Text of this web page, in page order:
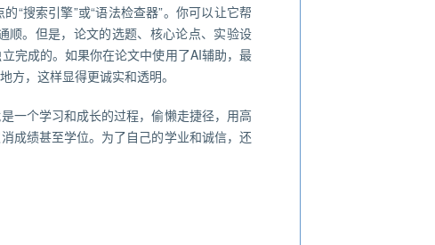
“搜索引擎”或“语法检查器”。你可以让它帮
顺。但是，论文的选题、核心论点、实验设
完成的。如果你在论文中使用了AI辅助，最
方，这样显得更诚实和透明。
一个学习和成长的过程，偷懒走捷径，用高
成绩甚至学位。为了自己的学业和诚信，还